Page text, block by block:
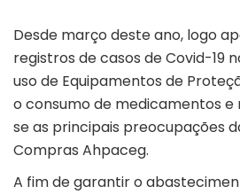
Desde março deste ano, logo
registros de casos de Covid-19
uso de Equipamentos de
o consumo de medicamentos
se as principais preocupações
Compras Ahpaceg.
A fim de garantir o